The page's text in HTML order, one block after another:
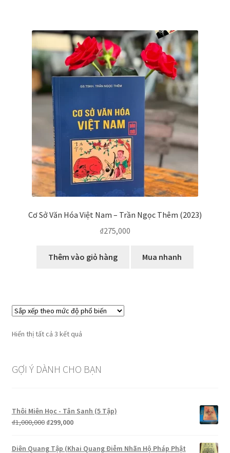
Cơ Sở Văn Hóa Việt Nam – Trần Ngọc Thêm (2023)
₫275,000
Thêm vào giỏ hàng Mua nhanh
Hiển thị tất cả 3 kết quảĐã
theo
biến
GỢI Ý DÀNH CHO BẠN
Thôi Miên Học - Tân Sanh (5 Tập)
₫1,000,000 Giá
là:
₫299,000Giá
tại
Diên Quang Tập (Khai Quang Điễm Nhãn Hộ Pháp Phật